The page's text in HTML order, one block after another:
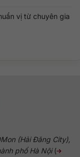
vị từ chuyên gia
(Hải Đăng City),
phố Hà Nội(